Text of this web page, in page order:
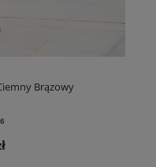
Brązowy